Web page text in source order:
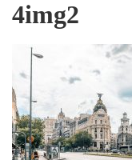
4img2